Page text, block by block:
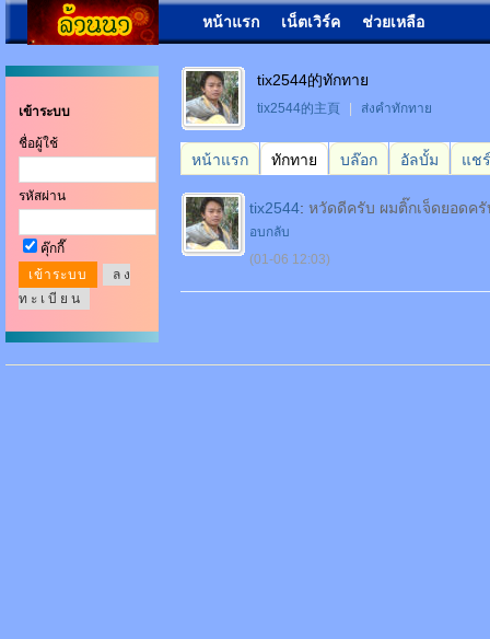
หน้าแรก เน็ตเวิร์ค ช่วยเหลือ
เข้าระบบ
ชื่อผู้ใช้
รหัสผ่าน
คุ๊กกี๊
ล ง
ท ะ เ บี ย น
tix2544的ทักทาย
tix2544的主頁 ส่งคำทักทาย
หน้าแรก ทักทาย บล๊อก อัลบั้ม แชร์
tix2544: หวัดดีครับ ผมติ๊กเจ็ดยอดค
อบกลับ
(01-06 12:03)